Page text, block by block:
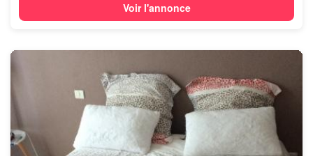
Voir l'annonce